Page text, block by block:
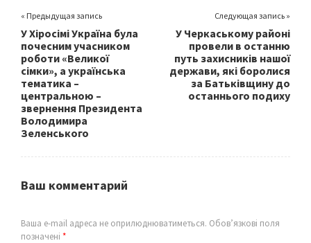
« Предыдущая запись
У Хіросімі Україна була
почесним учасником
роботи «Великої
сімки», а українська
тематика –
центральною –
звернення Президента
Володимира
Зеленського
Следующая запись »
У Черкаському районі
провели в останню
путь захисників нашої
держави, які боролися
за Батьківщину до
останнього подиху
Ваш комментарий
Ваша e-mail адреса не оприлюднюватиметься. Обов’язкові поля
позначені *